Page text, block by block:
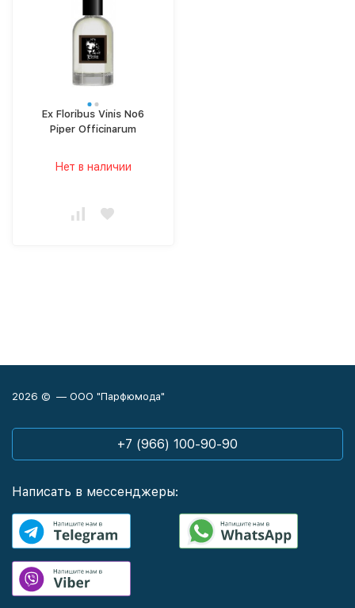
Ex Floribus Vinis No6
Piper Officinarum
Нет в наличии
2026 © — ООО "Парфюмода"
+7 (966) 100-90-90
Написать в мессенджеры: